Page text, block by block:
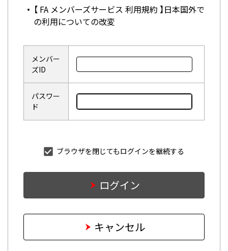
【 FA メンバーズサービス 利用規約 】日本国外で
の利用についての改変
メンバー
ズID
パスワー
ド
ブラウザを閉じてもログインを継続する
ログイン
キャンセル